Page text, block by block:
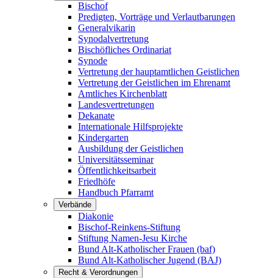
Bischof
Predigten, Vorträge und Verlautbarungen
Generalvikarin
Synodalvertretung
Bischöfliches Ordinariat
Synode
Vertretung der hauptamtlichen Geistlichen
Vertretung der Geistlichen im Ehrenamt
Amtliches Kirchenblatt
Landesvertretungen
Dekanate
Internationale Hilfsprojekte
Kindergarten
Ausbildung der Geistlichen
Universitätsseminar
Öffentlichkeitsarbeit
Friedhöfe
Handbuch Pfarramt
Verbände
Diakonie
Bischof-Reinkens-Stiftung
Stiftung Namen-Jesu Kirche
Bund Alt-Katholischer Frauen (baf)
Bund Alt-Katholischer Jugend (BAJ)
Recht & Verordnungen